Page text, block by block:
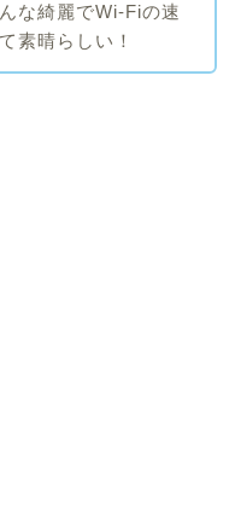
な綺麗でWi-Fiの速
素晴らしい！